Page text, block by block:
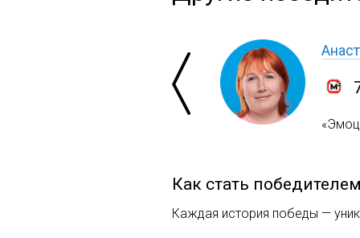
Как стать
Каждая история победы —